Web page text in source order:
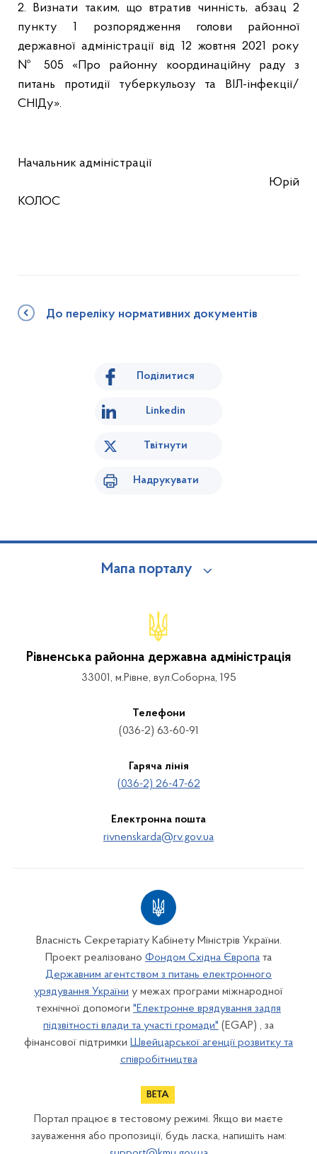
2. Визнати таким, що втратив чинність, абзац 2
пункту 1 розпорядження голови районної
державної адміністрації від 12 жовтня 2021 року
№ 505 «Про районну координаційну раду з
питань протидії туберкульозу та ВІЛ-інфекції/
СНІДу».
Начальник адміністрації
Юрій
КОЛОС
До переліку нормативних документів
Поділитися
Linkedin
Твітнути
Надрукувати
Мапа порталу
Рівненська районна державна адміністрація
33001, м.Рівне, вул.Соборна, 195
Телефони
(036-2) 63-60-91
Гаряча лінія
(036-2) 26-47-62
Електронна пошта
rivnenskarda@rv.gov.ua
Власність Секретаріату Кабінету Міністрів України.
Проект реалізовано Фондом Східна Європа та
Державним агентством з питань електронного
урядування України у межах програми міжнародної
технічної допомоги "Електронне врядування задля
підзвітності влади та участі громади" (EGAP) , за
фінансової підтримки Швейцарської агенції розвитку та
співробітництва
Портал працює в тестовому режимі. Якщо ви маєте
зауваження або пропозиції, будь ласка, напишіть нам: